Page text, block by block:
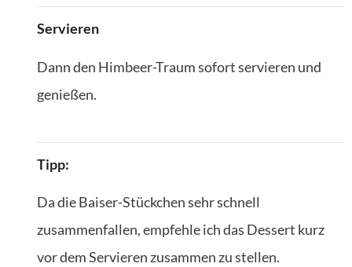
Servieren
Dann den Himbeer-Traum sofort servieren und
genießen.
Tipp:
Da die Baiser-Stückchen sehr schnell
zusammenfallen, empfehle ich das Dessert kurz
vor dem Servieren zusammen zu stellen.